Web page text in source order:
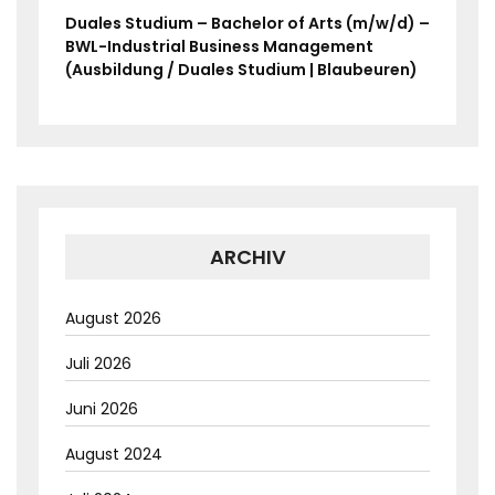
Duales Studium – Bachelor of Arts (m/w/d) –
BWL-Industrial Business Management
(Ausbildung / Duales Studium | Blaubeuren)
ARCHIV
August 2026
Juli 2026
Juni 2026
August 2024